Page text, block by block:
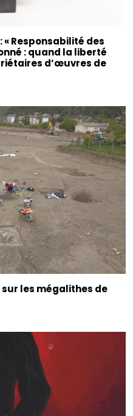
« Responsabilité des
: quand la liberté
d’œuvres de
sur les mégalithes de